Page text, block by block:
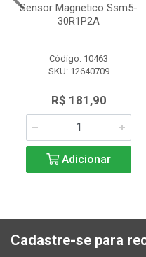
Sensor Magnetico Ssm5-
30R1P2A
Código: 10463
SKU: 12640709
R$ 181,90
Adicionar
Cadastre-se para